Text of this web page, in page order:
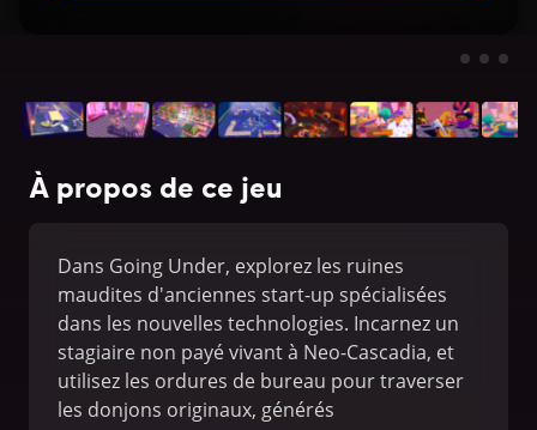
À propos de ce jeu
Dans Going Under, explorez les ruines
maudites d'anciennes start-up spécialisées
dans les nouvelles technologies. Incarnez un
stagiaire non payé vivant à Neo-Cascadia, et
utilisez les ordures de bureau pour traverser
les donjons originaux, générés